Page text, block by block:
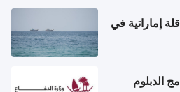
إماراتية في
الدبلوم